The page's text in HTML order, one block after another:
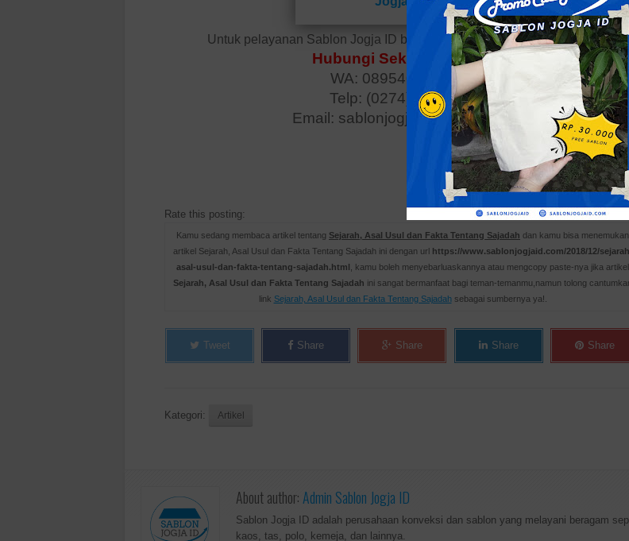
Untuk pelayanan Sablon Jogja ID bisa Anda hubungi kontak dibawah
Hubungi Sekarang Juga!
WA: 0895401538547
Telp: (0274) 2825427
Email: sablonjogjaid@gmail.com
Salam
Sablon Jogja
Rate this posting:
Kamu sedang membaca artikel tentang Sejarah, Asal Usul dan Fakta Tentang Sajadah dan kamu bisa menemukan
artikel Sejarah, Asal Usul dan Fakta Tentang Sajadah ini dengan url https://www.sablonjogjaid.com/2018/12/
asal-usul-dan-fakta-tentang-sajadah.html , kamu boleh menyebarluaskannya atau mengcopy paste-nya jika artikel
Sejarah, Asal Usul dan Fakta Tentang Sajadah ini sangat bermanfaat bagi teman-temanmu,namun tolong
link Sejarah, Asal Usul dan Fakta Tentang Sajadahsebagai sumbernya ya!.
Tweet Share Share Share Share
Kategori: Artikel
About author:Admin Sablon Jogja ID
Sablon Jogja ID adalah perusahaan konveksi dan sablon yang melayani beragam
kaos, tas, polo, kemeja, dan lainnya.